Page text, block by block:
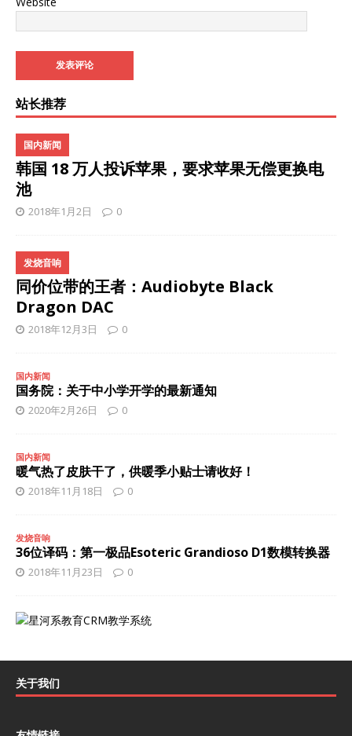
站长推荐
韩国 18 万人投诉苹果，要求苹果无偿更换电
池
国内新闻
2018年1月2日 0
同价位带的王者：Audiobyte Black
Dragon DAC
发烧音响
2018年12月3日 0
国内新闻
国务院：关于中小学开学的最新通知
2020年2月26日 0
国内新闻
暖气热了皮肤干了，供暖季小贴士请收好！
2018年11月18日 0
发烧音响
36位译码：第一极品Esoteric Grandioso D1数模转换器
2018年11月23日 0
关于我们